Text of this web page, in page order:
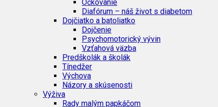
Očkovanie
Diafórum – náš život s diabetom
Dojčiatko a batoliatko
Dojčenie
Psychomotorický vývin
Vzťahová väzba
Predškolák a školák
Tínedžer
Výchova
Názory a skúsenosti
Výživa
Rady malým papkáčom